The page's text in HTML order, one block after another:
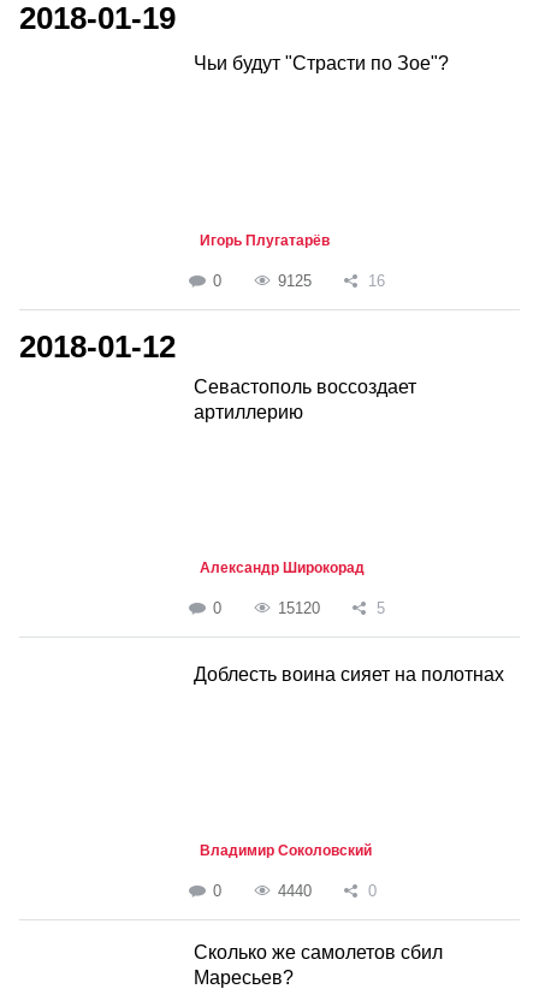
2018-01-19
Чьи будут "Страсти по Зое"?
Игорь Плугатарёв
0 9125 16
2018-01-12
Севастополь воссоздает
артиллерию
Александр Широкорад
0 15120 5
Доблесть воина сияет на полотнах
Владимир Соколовский
0 4440 0
Сколько же самолетов сбил
Маресьев?